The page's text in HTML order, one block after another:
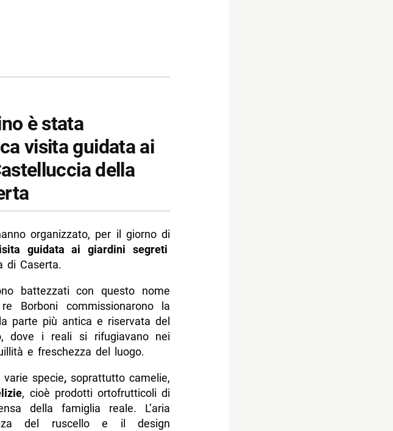
è stata
visita guidata ai
della
organizzato, per il giorno di
guidata ai giardini segreti
di Caserta.
battezzati con questo nome
Borboni commissionarono la
parte più antica e riservata del
dove i reali si rifugiavano nei
e freschezza del luogo.
varie specie, soprattutto camelie,
, cioè prodotti ortofrutticoli di
della famiglia reale. L’aria
del ruscello e il design